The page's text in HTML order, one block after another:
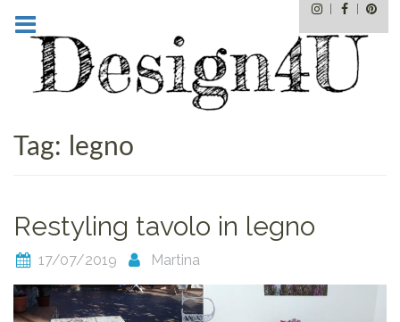
to
content
Instagram
Tag: legno
Restyling tavolo in legno
17/07/2019 Martina